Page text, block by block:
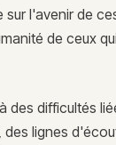
l'avenir de
de ceux
des difficultés
lignes